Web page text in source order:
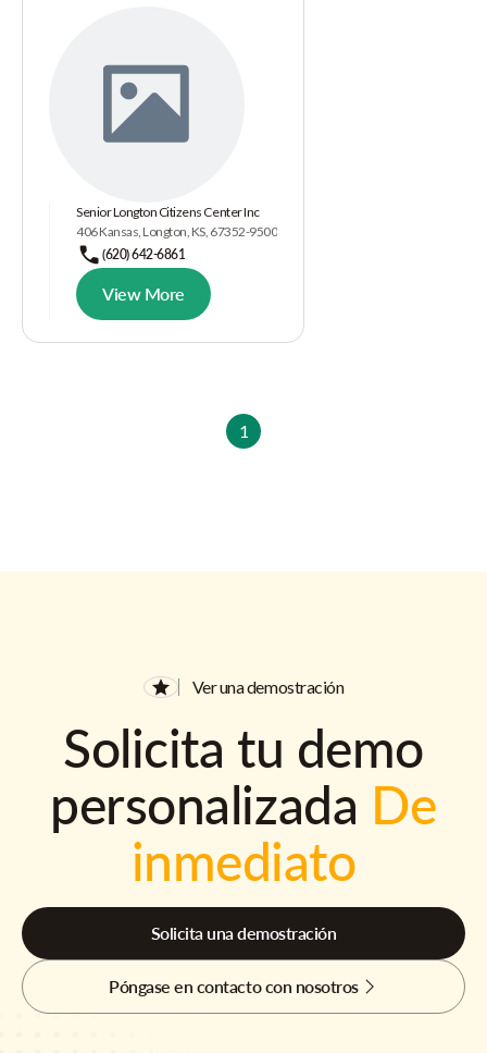
Senior Longton Citizens Center Inc
406 Kansas, Longton, KS, 67352-9500
(620) 642-6861
View More
1
Ver una demostración
Solicita tu demo
personalizada De
inmediato
Solicita una demostración
Póngase en contacto con nosotros